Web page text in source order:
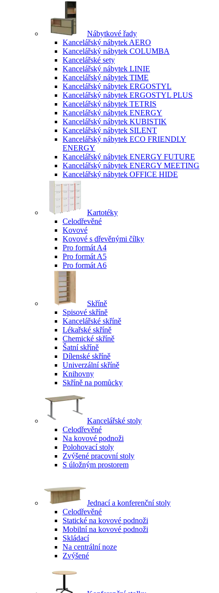
Nábytkové řady
Kancelářský nábytek AERO
Kancelářský nábytek COLUMBA
Kancelářské sety
Kancelářský nábytek LINIE
Kancelářský nábytek TIME
Kancelářský nábytek ERGOSTYL
Kancelářský nábytek ERGOSTYL PLUS
Kancelářský nábytek TETRIS
Kancelářský nábytek ENERGY
Kancelářský nábytek KUBISTIK
Kancelářský nábytek SILENT
Kancelářský nábytek ECO FRIENDLY
ENERGY
Kancelářský nábytek ENERGY FUTURE
Kancelářský nábytek ENERGY MEETING
Kancelářský nábytek OFFICE HIDE
Kartotéky
Celodřevěné
Kovové
Kovové s dřevěnými čílky
Pro formát A4
Pro formát A5
Pro formát A6
Skříně
Spisové skříně
Kancelářské skříně
Lékařské skříně
Chemické skříně
Šatní skříně
Dílenské skříně
Univerzální skříně
Knihovny
Skříně na pomůcky
Kancelářské stoly
Celodřevěné
Na kovové podnoži
Polohovací stoly
Zvýšené pracovní stoly
S úložným prostorem
Jednací a konferenční stoly
Celodřevěné
Statické na kovové podnoži
Mobilní na kovové podnoži
Skládací
Na centrální noze
Zvýšené